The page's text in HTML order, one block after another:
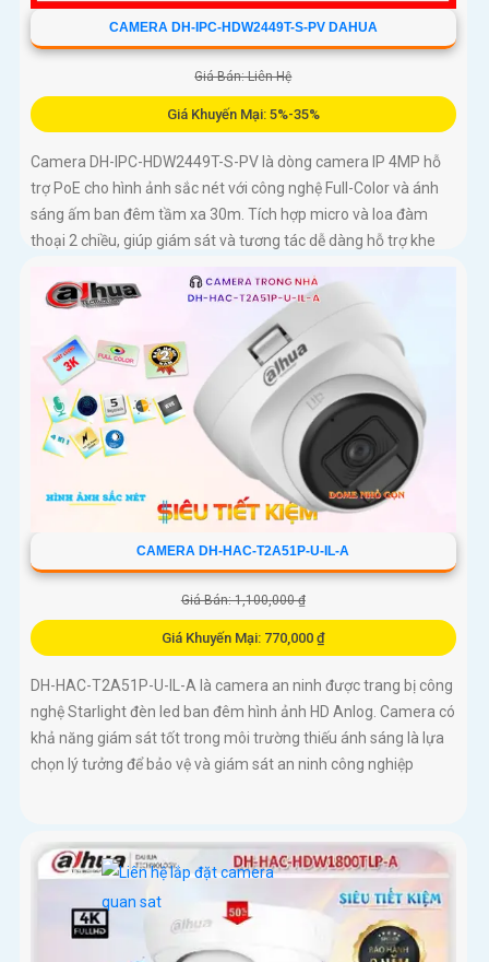
CAMERA DH-IPC-HDW2449T-S-PV DAHUA
Giá Bán: Liên Hệ
Giá Khuyến Mại: 5%-35%
Camera DH-IPC-HDW2449T-S-PV là dòng camera IP 4MP hỗ
trợ PoE cho hình ảnh sắc nét với công nghệ Full-Color và ánh
sáng ấm ban đêm tầm xa 30m. Tích hợp micro và loa đàm
thoại 2 chiều, giúp giám sát và tương tác dễ dàng hỗ trợ khe
CAMERA DH-HAC-T2A51P-U-IL-A
Giá Bán: 1,100,000 ₫
Giá Khuyến Mại: 770,000 ₫
DH-HAC-T2A51P-U-IL-A là camera an ninh được trang bị công
nghệ Starlight đèn led ban đêm hình ảnh HD Anlog. Camera có
khả năng giám sát tốt trong môi trường thiếu ánh sáng là lựa
chọn lý tưởng để bảo vệ và giám sát an ninh công nghiệp